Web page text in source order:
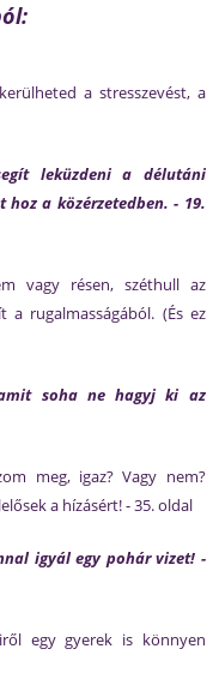
a stresszevést, a
leküzdeni a délutáni
hoza közérzetedben. - 19.
vagy résen, széthull az
rugalmasságából. (És ez
soha ne hagyj ki az
meg, igaz? Vagy nem?
a hízásért! - 35. oldal
igyál egy pohár vizet! -
egy gyerek is könnyen